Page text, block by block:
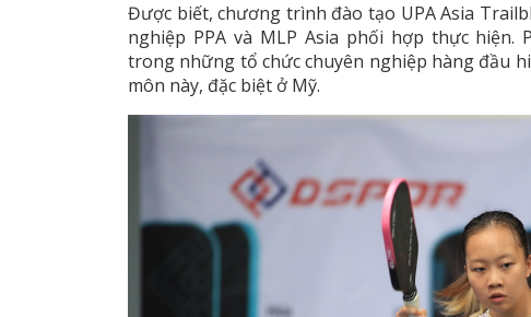
Được biết, chương trình đào tạo UPA Asia
nghiệp PPA và MLP Asia phối hợp thực hiện.
trong những tổ chức chuyên nghiệp hàng đầu
môn này, đặc biệt ở Mỹ.